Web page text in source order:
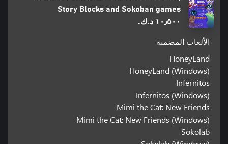
Story Blocks and Sokoban games
١٠٫٥٠٠ د.ك.‏
الألعاب المضمنة
HoneyLand
HoneyLand (Windows)
Infernitos
Infernitos (Windows)
Mimi the Cat: New Friends
Mimi the Cat: New Friends (Windows)
Sokolab